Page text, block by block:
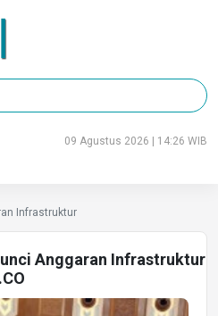
09 Agustus 2026 | 14:26 WIB
Infrastruktur
Anggaran Infrastruktur